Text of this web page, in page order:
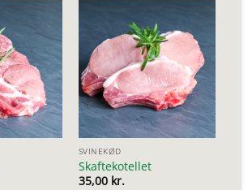
SVINEKØD
Skaftekotellet
35,00 kr.